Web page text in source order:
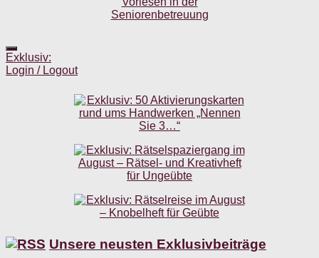
Exklusiv:
Login / Logout
Unsere neusten Exklusivbeiträge